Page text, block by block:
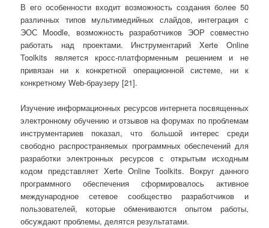
В его особенности входит возможность создания более 50
различных типов мультимедийных слайдов, интеграция с
ЭОС Moodle, возможность разработчиков ЭОР совместно
работать над проектами. Инструментарий Xerte Online
Toolkits является кросс-платформенным решением и не
привязан ни к конкретной операционной системе, ни к
конкретному Web-браузеру [21].
Изучение информационных ресурсов интернета посвященных
электронному обучению и отзывов на форумах по проблемам
инструментариев показал, что большой интерес среди
свободно распространяемых программных обеспечений для
разработки электронных ресурсов с открытым исходным
кодом представляет Xerte Online Toolkits. Вокруг данного
программного обеспечения сформировалось активное
международное сетевое сообщество разработчиков и
пользователей, которые обмениваются опытом работы,
обсуждают проблемы, делятся результатами.